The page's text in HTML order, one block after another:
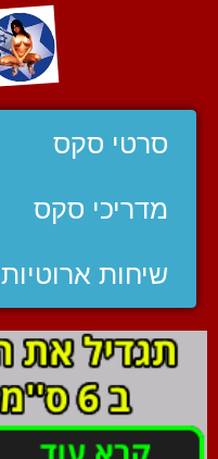
סרטי סקס
מדריכי סקס
שיחות ארוטיות